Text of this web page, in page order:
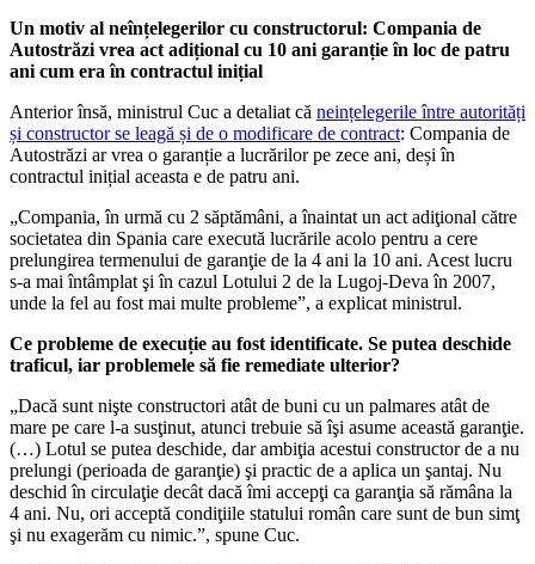
Un motiv al neînțelegerilor cu constructorul: Compania de
Autostrăzi vrea act adițional cu 10 ani garanție în loc de patru
ani cum era în contractul inițial
Anterior însă, ministrul Cuc a detaliat că neințelegerile între autorități
și constructor se leagă și de o modificare de contract: Compania de
Autostrăzi ar vrea o garanție a lucrărilor pe zece ani, deși în
contractul inițial aceasta e de patru ani.
„Compania, în urmă cu 2 săptămâni, a înaintat un act adiţional către
societatea din Spania care execută lucrările acolo pentru a cere
prelungirea termenului de garanţie de la 4 ani la 10 ani. Acest lucru
s-a mai întâmplat şi în cazul Lotului 2 de la Lugoj-Deva în 2007,
unde la fel au fost mai multe probleme”, a explicat ministrul.
Ce probleme de execuție au fost identificate. Se putea deschide
traficul, iar problemele să fie remediate ulterior?
„Dacă sunt nişte constructori atât de buni cu un palmares atât de
mare pe care l-a susţinut, atunci trebuie să îşi asume această garanţie.
(…) Lotul se putea deschide, dar ambiţia acestui constructor de a nu
prelungi (perioada de garanţie) şi practic de a aplica un şantaj. Nu
deschid în circulaţie decât dacă îmi accepţi ca garanţia să rămâna la
4 ani. Nu, ori acceptă condiţiile statului român care sunt de bun simţ
şi nu exagerăm cu nimic.”, spune Cuc.